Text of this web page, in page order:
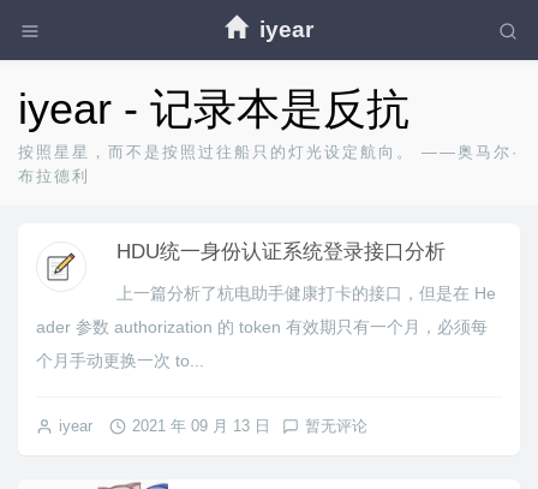
iyear
iyear - 记录本是反抗
按照星星，而不是按照过往船只的灯光设定航向。 ——奥马尔·
布拉德利
HDU统一身份认证系统登录接口分析
上一篇分析了杭电助手健康打卡的接口，但是在 He
ader 参数 authorization 的 token 有效期只有一个月，必须每
个月手动更换一次 to...
iyear 2021 年 09 月 13 日 暂无评论